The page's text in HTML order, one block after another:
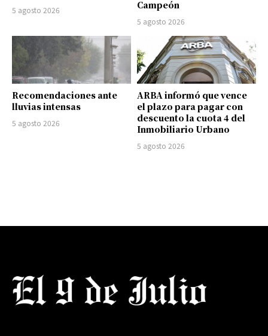
5 agosto 2026
Campeón
5 agosto 2026
Recomendaciones ante
lluvias intensas
5 agosto 2026
ARBA informó que vence
el plazo para pagar con
descuento la cuota 4 del
Inmobiliario Urbano
5 agosto 2026